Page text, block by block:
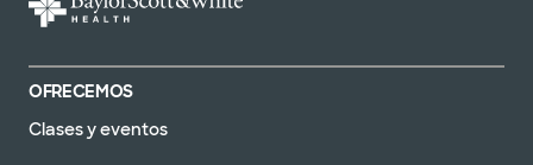
OFRECEMOS
Clases y eventos